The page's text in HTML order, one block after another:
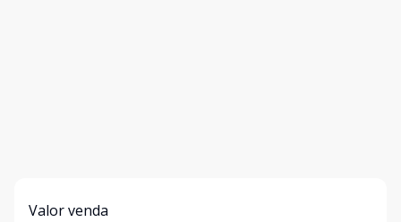
Valor venda